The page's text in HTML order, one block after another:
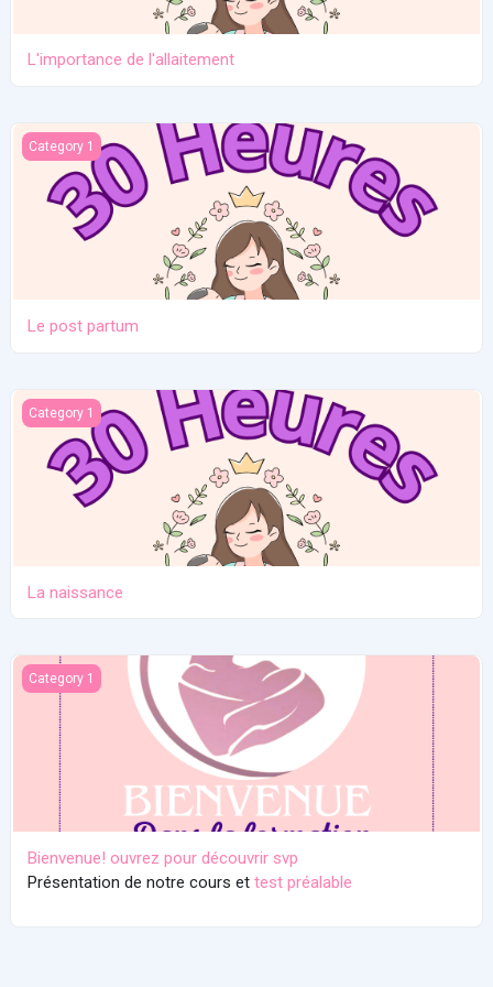
L'importance de l'allaitement
Le post partum
Category 1
Le post partum
La naissance
Category 1
La naissance
Bienvenue! ouvrez pour découvrir svp
Category 1
Bienvenue! ouvrez pour découvrir svp
Présentation de notre cours et test préalable